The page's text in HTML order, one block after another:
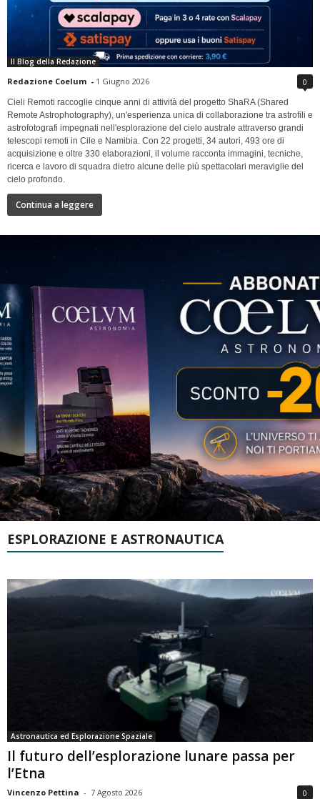
Il Blog della Redazione
Redazione Coelum - 1 Giugno 2026 0
Cieli Remoti raccoglie cinque anni di attività del progetto ShaRA (Shared
Remote Astrophotography), un'esperienza unica di collaborazione tra astrofili e
astrofotografi impegnati nell'esplorazione del cielo australe attraverso grandi
telescopi remoti in Cile e Namibia. Con 22 progetti, 34 autori, 493 ore di
acquisizione e oltre 330 elaborazioni, il volume racconta immagini, tecniche,
ricerca e lavoro di squadra dietro alcune delle più spettacolari meraviglie del
cielo profondo.
Continua a leggere
ESPLORAZIONE E ASTRONAUTICA
Astronautica ed Esplorazione Spaziale
Il futuro dell’esplorazione lunare passa per
l’Etna
Vincenzo Pettina - 7 Agosto 2026 0